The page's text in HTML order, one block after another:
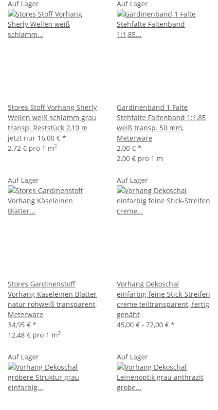
Auf Lager
Stores Stoff Vorhang Sherly
Wellen weiß schlamm grau
transp. Reststück 2,10 m
jetzt nur 16,00 € *
2,72 € pro 1 m2
Auf Lager
Gardinenband 1 Falte
Stehfalte Faltenband 1:1,85
weiß transp. 50 mm,
Meterware
2,00 € *
2,00 € pro 1 m
Auf Lager
Stores Gardinenstoff
Vorhang Käseleinen Blätter
natur rohweiß transparent,
Meterware
34,95 € *
12,48 € pro 1 m2
Auf Lager
Vorhang Dekoschal
einfarbig feine Stick-Streifen
creme teiltransparent, fertig
genäht
45,00 € - 72,00 € *
Auf Lager Auf Lager